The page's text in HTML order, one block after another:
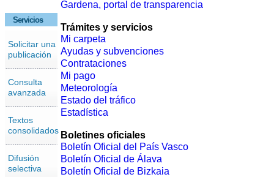
Servicios
Solicitar una
publicación
Consulta
avanzada
Textos
consolidados
Difusión
selectiva
Gardena, portal de transparencia
Trámites y servicios
Mi carpeta
Ayudas y subvenciones
Contrataciones
Mi pago
Meteorología
Estado del tráfico
Estadística
Boletines oficiales
Boletín Oficial del País Vasco
Boletín Oficial de Álava
Boletín Oficial de Bizkaia